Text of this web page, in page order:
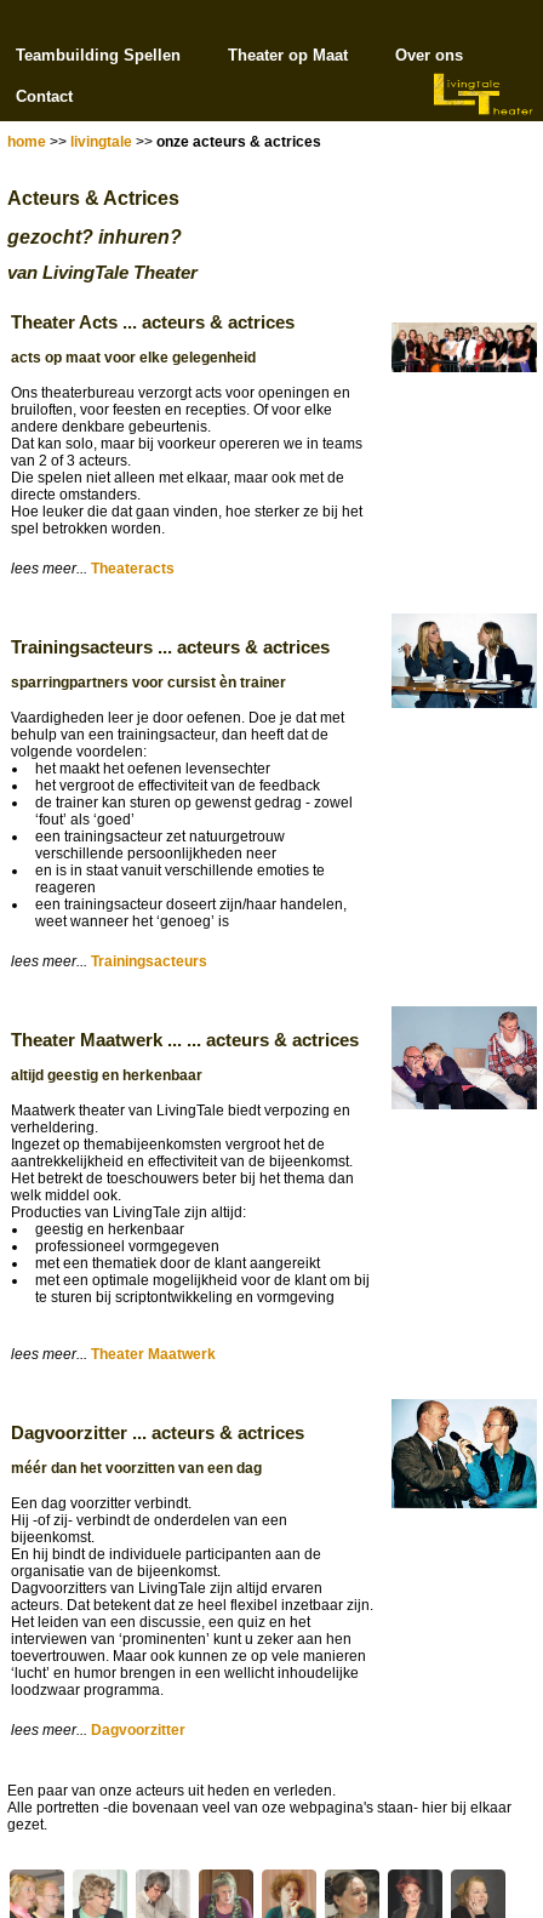
Teambuilding Spellen Theater op Maat Over ons
Contact
home >> livingtale >> onze acteurs & actrices
Acteurs & Actrices
gezocht? inhuren?
van LivingTale Theater
Theater Acts ... acteurs & actrices
acts op maat voor elke gelegenheid
Ons theaterbureau verzorgt acts voor openingen en
bruiloften, voor feesten en recepties. Of voor elke
andere denkbare gebeurtenis.
Dat kan solo, maar bij voorkeur opereren we in teams
van 2 of 3 acteurs.
Die spelen niet alleen met elkaar, maar ook met de
directe omstanders.
Hoe leuker die dat gaan vinden, hoe sterker ze bij het
spel betrokken worden.
lees meer... Theateracts
Trainingsacteurs ... acteurs & actrices
sparringpartners voor cursist èn trainer
Vaardigheden leer je door oefenen. Doe je dat met
behulp van een trainingsacteur, dan heeft dat de
volgende voordelen:
het maakt het oefenen levensechter
het vergroot de effectiviteit van de feedback
de trainer kan sturen op gewenst gedrag - zowel
‘fout’ als ‘goed’
een trainingsacteur zet natuurgetrouw
verschillende persoonlijkheden neer
en is in staat vanuit verschillende emoties te
reageren
een trainingsacteur doseert zijn/haar handelen,
weet wanneer het ‘genoeg’ is
lees meer... Trainingsacteurs
Theater Maatwerk ... ... acteurs & actrices
altijd geestig en herkenbaar
Maatwerk theater van LivingTale biedt verpozing en
verheldering.
Ingezet op themabijeenkomsten vergroot het de
aantrekkelijkheid en effectiviteit van de bijeenkomst.
Het betrekt de toeschouwers beter bij het thema dan
welk middel ook.
Producties van LivingTale zijn altijd:
geestig en herkenbaar
professioneel vormgegeven
met een thematiek door de klant aangereikt
met een optimale mogelijkheid voor de klant om bij
te sturen bij scriptontwikkeling en vormgeving
lees meer... Theater Maatwerk
Dagvoorzitter ... acteurs & actrices
méér dan het voorzitten van een dag
Een dag voorzitter verbindt.
Hij -of zij- verbindt de onderdelen van een
bijeenkomst.
En hij bindt de individuele participanten aan de
organisatie van de bijeenkomst.
Dagvoorzitters van LivingTale zijn altijd ervaren
acteurs. Dat betekent dat ze heel flexibel inzetbaar zijn.
Het leiden van een discussie, een quiz en het
interviewen van ‘prominenten’ kunt u zeker aan hen
toevertrouwen. Maar ook kunnen ze op vele manieren
‘lucht’ en humor brengen in een wellicht inhoudelijke
loodzwaar programma.
lees meer... Dagvoorzitter
Een paar van onze acteurs uit heden en verleden.
Alle portretten -die bovenaan veel van oze webpagina's staan- hier bij elkaar
gezet.